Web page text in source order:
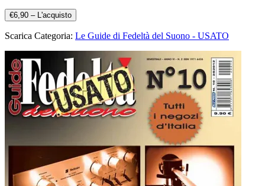
€6,90 – L'acquisto
Scarica Categoria: Le Guide di Fedeltà del Suono - USATO